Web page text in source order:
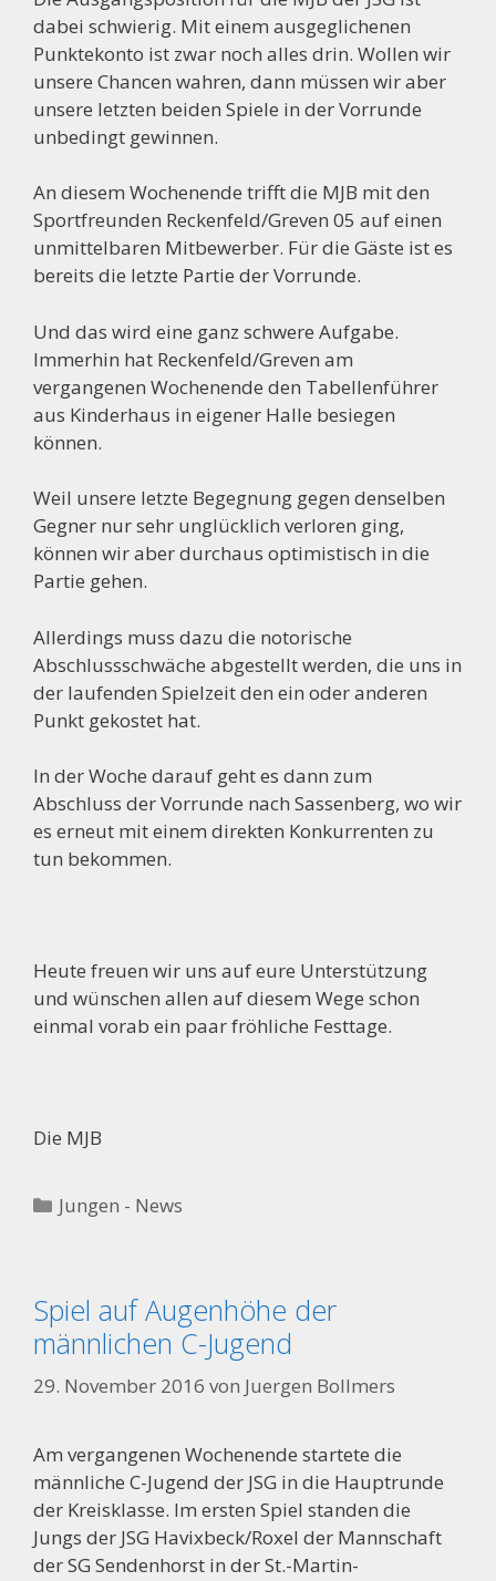
dabei schwierig. Mit einem ausgeglichenen
Punktekonto ist zwar noch alles drin. Wollen wir
unsere Chancen wahren, dann müssen wir aber
unsere letzten beiden Spiele in der Vorrunde
unbedingt gewinnen.
An diesem Wochenende trifft die MJB mit den
Sportfreunden Reckenfeld/Greven 05 auf einen
unmittelbaren Mitbewerber. Für die Gäste ist es
bereits die letzte Partie der Vorrunde.
Und das wird eine ganz schwere Aufgabe.
Immerhin hat Reckenfeld/Greven am
vergangenen Wochenende den Tabellenführer
aus Kinderhaus in eigener Halle besiegen
können.
Weil unsere letzte Begegnung gegen denselben
Gegner nur sehr unglücklich verloren ging,
können wir aber durchaus optimistisch in die
Partie gehen.
Allerdings muss dazu die notorische
Abschlussschwäche abgestellt werden, die uns in
der laufenden Spielzeit den ein oder anderen
Punkt gekostet hat.
In der Woche darauf geht es dann zum
Abschluss der Vorrunde nach Sassenberg, wo wir
es erneut mit einem direkten Konkurrenten zu
tun bekommen.
Heute freuen wir uns auf eure Unterstützung
und wünschen allen auf diesem Wege schon
einmal vorab ein paar fröhliche Festtage.
Die MJB
Kategorien
Jungen - News
Spiel auf Augenhöhe der
männlichen C-Jugend
29. November 2016 von Juergen Bollmers
Am vergangenen Wochenende startete die
männliche C-Jugend der JSG in die Hauptrunde
der Kreisklasse. Im ersten Spiel standen die
Jungs der JSG Havixbeck/Roxel der Mannschaft
der SG Sendenhorst in der St.-Martin-